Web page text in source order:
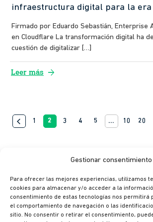
Gestionar consentimiento
Para ofrecer las mejores experiencias, utilizamos
cookies para almacenar y/o acceder a la
consentimiento de estas tecnologías nos permitirá
el comportamiento de navegación o las
sitio. No consentir o retirar el consentimiento,
infraestructura digital para la era
Firmado por Eduardo Sebastián, Enterprise
en Cloudflare La transformación digital ha
cuestión de digitalizar […]
Leer más arrow_forward
arrow_back_ios 1 2 3 4 5 ... 10 20
© Ikusi 2026